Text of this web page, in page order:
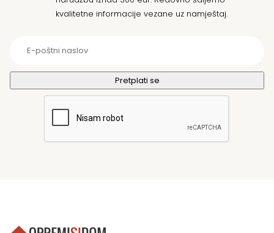
kvalitetne informacije vezane uz namještaj.